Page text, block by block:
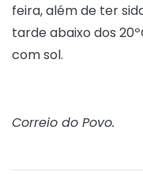
feira, além de ter
tarde abaixo dos
com sol.
Correio do Povo.